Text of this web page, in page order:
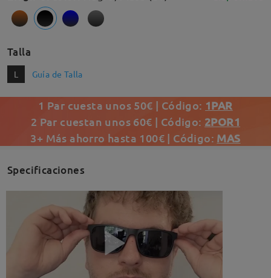
Talla
L Guía de Talla
1 Par cuesta unos 50€ | Código: 1PAR
2 Par cuestan unos 60€ | Código: 2POR1
3+ Más ahorro hasta 100€ | Código: MAS
Specificaciones